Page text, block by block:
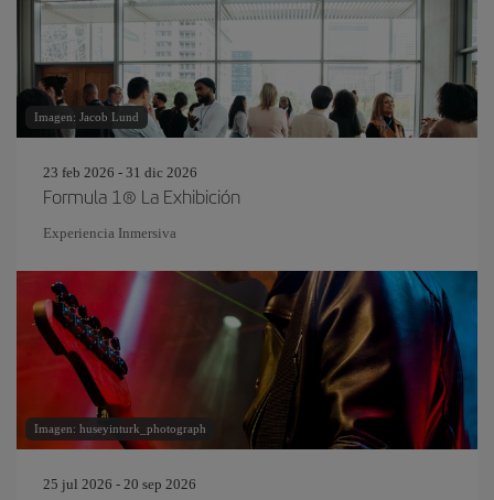
Imagen: Jacob Lund
23 feb 2026 - 31 dic 2026
Formula 1® La Exhibición
Experiencia Inmersiva
Imagen: huseyinturk_photograph
25 jul 2026 - 20 sep 2026